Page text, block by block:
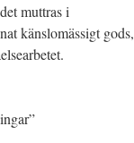
muttras i
känslomässigt gods,